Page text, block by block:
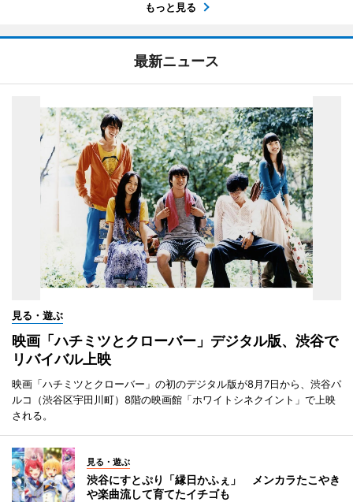
もっと見る
最新ニュース
見る・遊ぶ
映画「ハチミツとクローバー」デジタル版、渋谷で
リバイバル上映
映画「ハチミツとクローバー」の初のデジタル版が8月7日から、渋谷パ
ルコ（渋谷区宇田川町）8階の映画館「ホワイトシネクイント」で上映
される。
見る・遊ぶ
渋谷にすとぷり「縁日かふぇ」 メンカラたこやき
や楽曲流して育てたイチゴも